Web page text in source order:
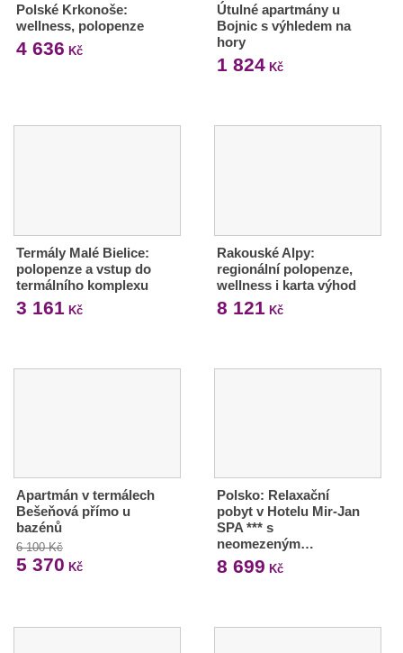
Polské Krkonoše:
wellness, polopenze
4 636 Kč
Útulné apartmány u
Bojnic s výhledem na
hory
1 824Kč
Termály Malé Bielice:
polopenze a vstup do
termálního komplexu
3 161 Kč
Rakouské Alpy:
regionální polopenze,
wellness i karta výhod
8 121 Kč
Apartmán v termálech
Bešeňová přímo u
bazénů
6 100 Kč
5 370 Kč
Polsko: Relaxační
pobyt v Hotelu Mir-Jan
SPA *** s
neomezeným…
8 699 Kč